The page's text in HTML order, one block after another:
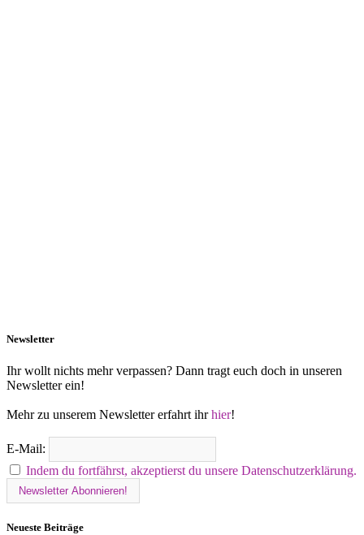
Newsletter
Ihr wollt nichts mehr verpassen? Dann tragt euch doch in unseren
Newsletter ein!
Mehr zu unserem Newsletter erfahrt ihrhier!
E-Mail:
Indem du fortfährst, akzeptierst du unsere Datenschutzerklärung.
Neueste Beiträge